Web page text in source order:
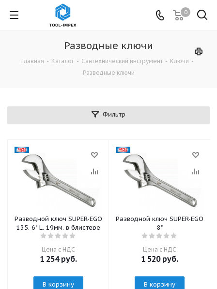
0
Разводные ключи
Главная - Каталог - Сантехнический инструмент - Ключи -
Разводные ключи
Фильтр
Разводной ключ SUPER-EGO
135, 6" L, 19мм, в блистере
Цена с НДС
1 254руб.
В корзину
Разводной ключ SUPER-EGO
8"
Цена с НДС
1 520руб.
В корзину